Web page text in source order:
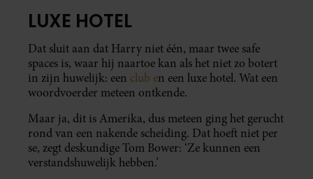
LUXE HOTEL
Dat sluit aan dat Harry niet één, maar twee safe
spaces is, waar hij naartoe kan als het niet zo botert
in zijn huwelijk: een club en een luxe hotel. Wat een
woordvoerder meteen ontkende.
Maar ja, dit is Amerika, dus meteen ging het gerucht
rond van een nakende scheiding. Dat hoeft niet per
se, zegt deskundige Tom Bower: ‘Ze kunnen een
verstandshuwelijk hebben.’